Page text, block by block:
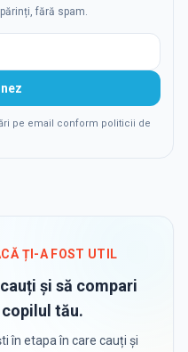
fără spam.
pe email conform politicii de
ȚI-A FOST UTIL
și să compari
tău.
în etapa în care cauți și